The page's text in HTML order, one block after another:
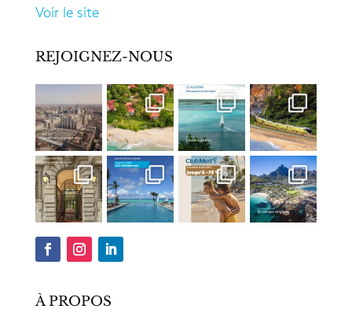
Voir le site
REJOIGNEZ-NOUS
À PROPOS